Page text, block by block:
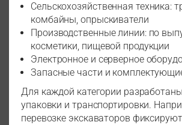
Сельскохозяйственная техника:
комбайны, опрыскиватели
Производственные линии: по
косметики, пищевой продукции
Электронное и серверное
Запасные части и
Для каждой категории
упаковки и транспортировки.
перевозке экскаваторов